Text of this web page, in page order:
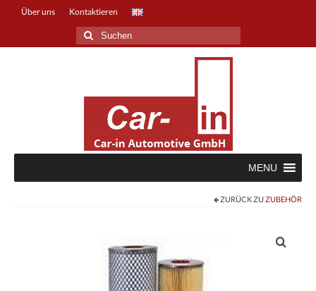
Über uns Kontaktieren
Suche
nach:
MENU
ZURÜCK ZUZUBEHÖR